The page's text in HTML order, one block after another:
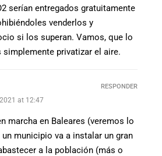
serían entregados gratuitamente
venderlos y
si los superan. Vamos, que lo
simplemente privatizar el aire.
at 12:47
marcha en Baleares (veremos lo
municipio va a instalar un gran
a la población (más o
RESPONDER